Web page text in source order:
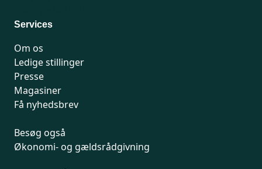
Services
Om os
Ledige stillinger
Presse
Magasiner
Få nyhedsbrev
Besøg også
Økonomi- og gældsrådgivning